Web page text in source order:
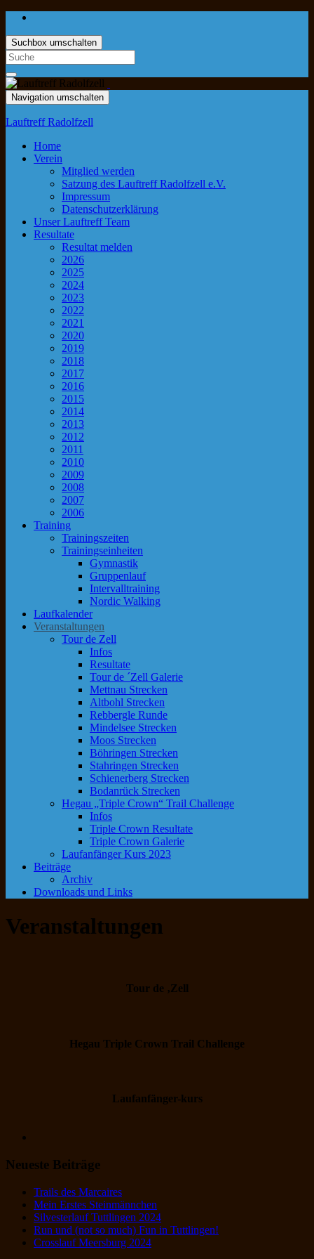
Suchbox umschalten
Navigation umschalten
Lauftreff Radolfzell
Home
Verein
Mitglied werden
Satzung des Lauftreff Radolfzell e.V.
Impressum
Datenschutzerklärung
Unser Lauftreff Team
Resultate
Resultat melden
2026
2025
2024
2023
2022
2021
2020
2019
2018
2017
2016
2015
2014
2013
2012
2011
2010
2009
2008
2007
2006
Training
Trainingszeiten
Trainingseinheiten
Gymnastik
Gruppenlauf
Intervalltraining
Nordic Walking
Laufkalender
Veranstaltungen
Tour de Zell
Infos
Resultate
Tour de ´Zell Galerie
Mettnau Strecken
Altbohl Strecken
Rebbergle Runde
Mindelsee Strecken
Moos Strecken
Böhringen Strecken
Stahringen Strecken
Schienerberg Strecken
Bodanrück Strecken
Hegau „Triple Crown“ Trail Challenge
Infos
Triple Crown Resultate
Triple Crown Galerie
Laufanfänger Kurs 2023
Beiträge
Archiv
Downloads und Links
Veranstaltungen
Tour de ‚Zell
Hegau Triple Crown Trail Challenge
Laufanfänger-kurs
Neueste Beiträge
Trails des Marcaires
Mein Erstes Steinmännchen
Silvesterlauf Tuttlingen 2024
Run und (not so much) Fun in Tuttlingen!
Crosslauf Meersburg 2024